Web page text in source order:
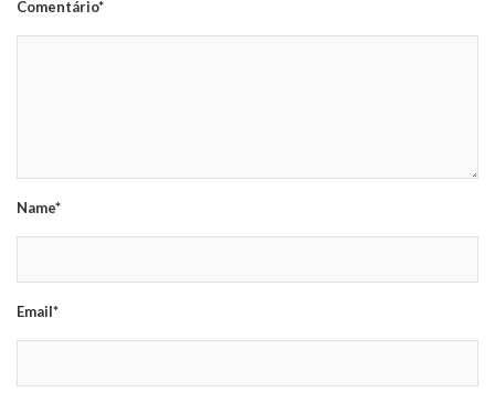
Comentário*
Name*
Email*